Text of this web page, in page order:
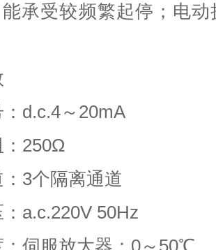
承受较频繁起停；电
d.c.4～20mA
：250Ω
3个隔离通道
a.c.220V 50Hz
伺服放大器：0～50℃